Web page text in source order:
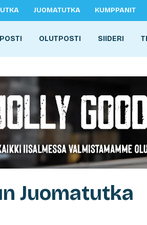
JUOMATUTKA KUMPPANIT
OLUTPOSTI SIIDERI
Juomatutka